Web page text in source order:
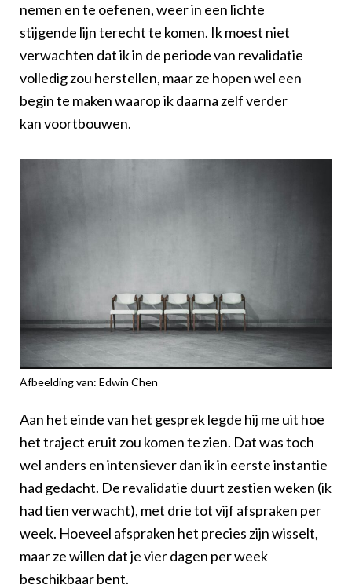
nemen en te oefenen, weer in een lichte
stijgende lijn terecht te komen. Ik moest niet
verwachten dat ik in de periode van revalidatie
volledig zou herstellen, maar ze hopen wel een
begin te maken waarop ik daarna zelf verder
kan voortbouwen.
Afbeelding van: Edwin Chen
Aan het einde van het gesprek legde hij me uit hoe
het traject eruit zou komen te zien. Dat was toch
wel anders en intensiever dan ik in eerste instantie
had gedacht. De revalidatie duurt zestien weken (ik
had tien verwacht), met drie tot vijf afspraken per
week. Hoeveel afspraken het precies zijn wisselt,
maar ze willen dat je vier dagen per week
beschikbaar bent.